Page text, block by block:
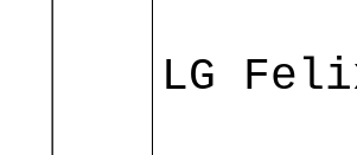
LG